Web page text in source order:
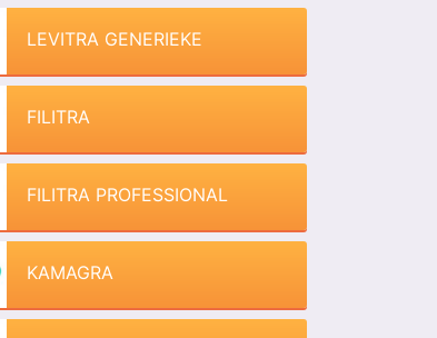
LEVITRA GENERIEKE
FILITRA
FILITRA PROFESSIONAL
KAMAGRA